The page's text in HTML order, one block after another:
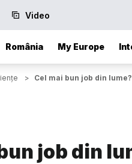
Video
România My Europe
> Cel mai bun job din
job din